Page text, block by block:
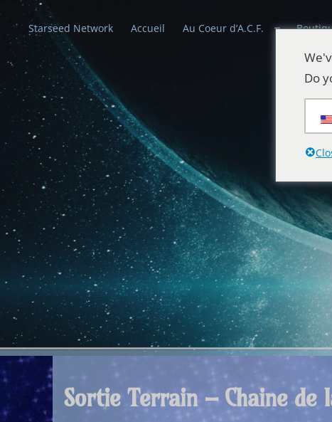
Starseed Network Accueil Au Coeur d’A.C.F.
Alliances
Que la paix prévale sur la Terre et dans
Sortie Terrain – Chaine de
Do